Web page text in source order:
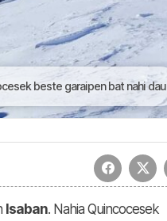
garaipen bat nahi dau | Jokoan
Isaban. Nahia Quincocesek